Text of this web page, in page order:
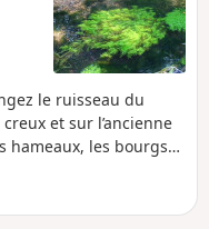
le ruisseau du
et sur l’ancienne
hameaux, les bourgs
au cœur